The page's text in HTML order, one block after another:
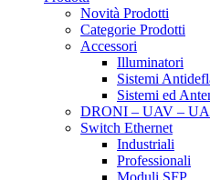
Novità Prodotti
Categorie Prodotti
Accessori
Illuminatori
Sistemi
Sistemi ed
DRONI – UAV –
Switch Ethernet
Industriali
Professionali
Moduli SFP